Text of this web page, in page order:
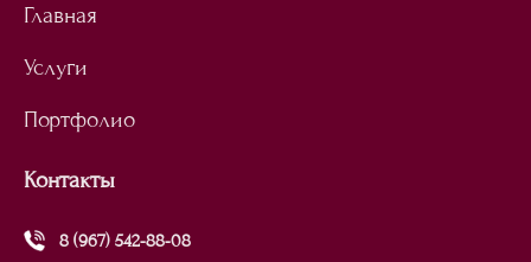
Главная
Услуги
Портфолио
Контакты
8 (967) 542-88-08